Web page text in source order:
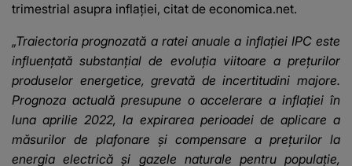
trimestrial asupra inflației, citat de economica.net.
„Traiectoria prognozată a ratei anuale a inflaţiei IPC este
influenţată substanţial de evoluţia viitoare a preţurilor
produselor energetice, grevată de incertitudini majore.
Prognoza actuală presupune o accelerare a inflaţiei în
luna aprilie 2022, la expirarea perioadei de aplicare a
măsurilor de plafonare şi compensare a preţurilor la
energia electrică şi gazele naturale pentru populaţie,